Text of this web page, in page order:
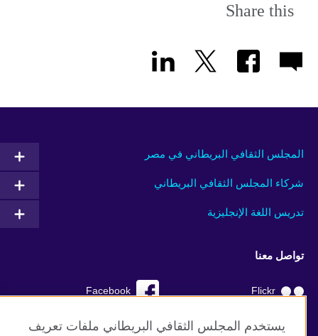
Share this
المجلس الثقافي البريطاني في مصر
شركاء المجلس الثقافي البريطاني
تدريس اللغة الإنجليزية
تواصل معنا
Facebook Flickr
YouTube RSS
يستخدم المجلس الثقافي البريطاني ملفات تعريف